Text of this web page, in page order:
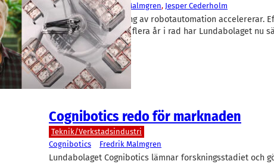
Cognibotics
Fredrik Malmgren, Jesper Cederholm
Cognibotics försäljning av robotautomation accelererar.
med över 30 procent flera år i rad har Lundabolaget nu
kundavtal hittills.
Cognibotics redo för marknaden
Teknik/Verkstadsindustri
Cognibotics
Fredrik Malmgren
Lundabolaget Cognibotics lämnar forskningsstadiet och